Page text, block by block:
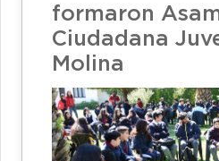
formaron
Ciudadana
Molina